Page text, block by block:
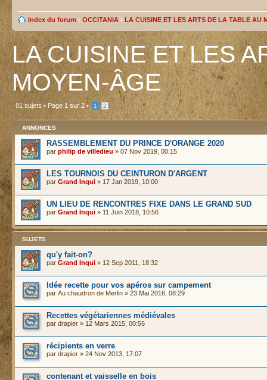
Index du forum ‹ OCCITANIA ‹ LA CUISINE ET LES ARTS DE LA TABLE AU
LA CUISINE ET LES
MOYEN-ÂGE
81 sujets • Page 1 sur 2 • 1 2
ANNONCES
RASSEMBLEMENT DU PRINCE D'ORANGE 2020
par philip de villedieu » 07 Nov 2019, 00:15
LES TOURNOIS DU CEINTURON D'ARGENT
par Grand Inqui » 17 Jan 2019, 10:00
UN LIEU DE RENCONTRES FIXE DANS LE GRAND SUD
par Grand Inqui » 11 Juin 2018, 10:56
SUJETS
qu'y fait-on?
par Grand Inqui » 12 Sep 2011, 18:32
Idée recette pour vos apéros sur campement
par Au chaudron de Merlin » 23 Mai 2016, 08:29
Recettes végétariennes médiévales
par drapier » 12 Mars 2015, 00:56
récipients en verre
par drapier » 24 Nov 2013, 17:07
contenant et vaisselle en bois